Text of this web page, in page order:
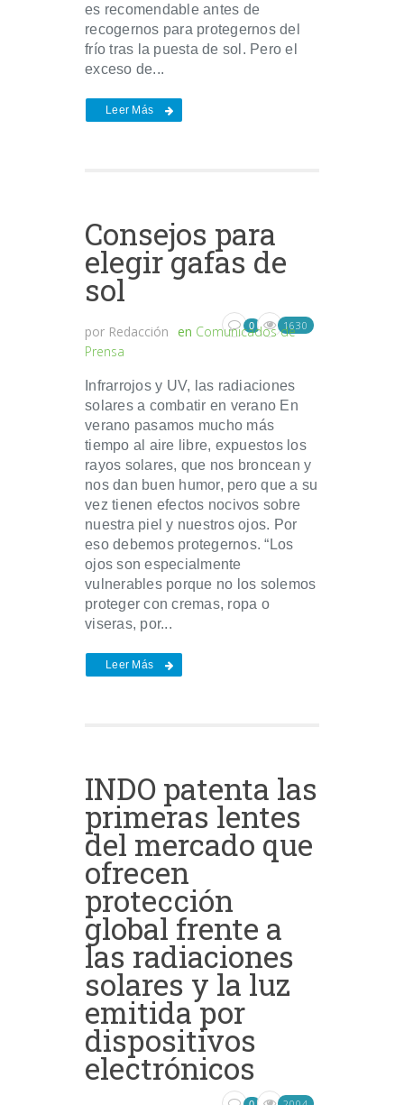
es recomendable antes de
recogernos para protegernos del
frío tras la puesta de sol. Pero el
exceso de...
Leer Más
Consejos para
elegir gafas de
sol
por Redacción en Comunicados de
Prensa
0 1630
Infrarrojos y UV, las radiaciones
solares a combatir en verano En
verano pasamos mucho más
tiempo al aire libre, expuestos los
rayos solares, que nos broncean y
nos dan buen humor, pero que a su
vez tienen efectos nocivos sobre
nuestra piel y nuestros ojos. Por
eso debemos protegernos. “Los
ojos son especialmente
vulnerables porque no los solemos
proteger con cremas, ropa o
viseras, por...
Leer Más
INDO patenta las
primeras lentes
del mercado que
ofrecen
protección
global frente a
las radiaciones
solares y la luz
emitida por
dispositivos
electrónicos